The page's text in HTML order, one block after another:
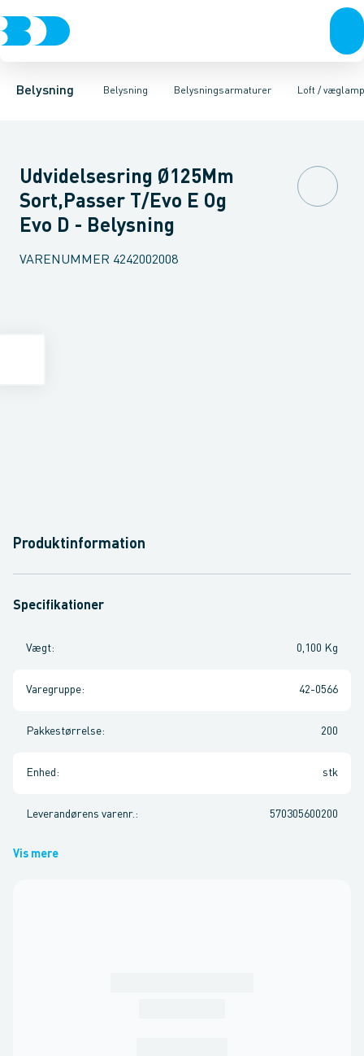
Belysning Belysning
Belysning Belysningsarmaturer
LyskilderBelysningsarmaturerLysstyringTilbehør tilLoft /
PendlerIndustriarmatur og halbelysningArmaturer for vej og
Udvidelsesring Ø125Mm
Sort,Passer T/Evo E Og
Evo D - Belysning
VARENUMMER 4242002008
Produktinformation
Specifikationer
Vægt: 0,100 Kg
Varegruppe: 42-0566
Pakkestørrelse: 200
Enhed : stk
Leverandørens varenr. : 570305600200
Vis mere